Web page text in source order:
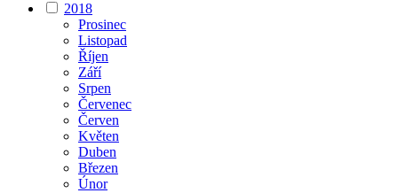
2018
Prosinec
Listopad
Říjen
Září
Srpen
Červenec
Červen
Květen
Duben
Březen
Únor